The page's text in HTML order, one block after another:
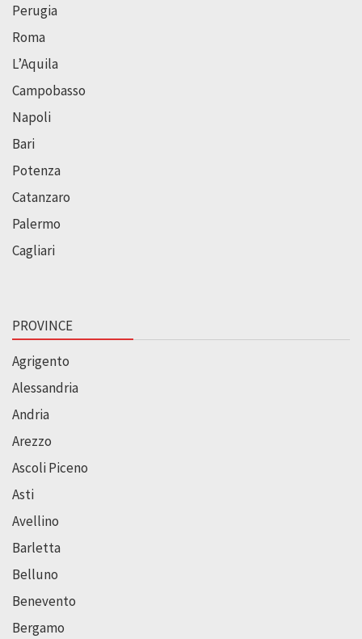
Perugia
Roma
L’Aquila
Campobasso
Napoli
Bari
Potenza
Catanzaro
Palermo
Cagliari
PROVINCE
Agrigento
Alessandria
Andria
Arezzo
Ascoli Piceno
Asti
Avellino
Barletta
Belluno
Benevento
Bergamo